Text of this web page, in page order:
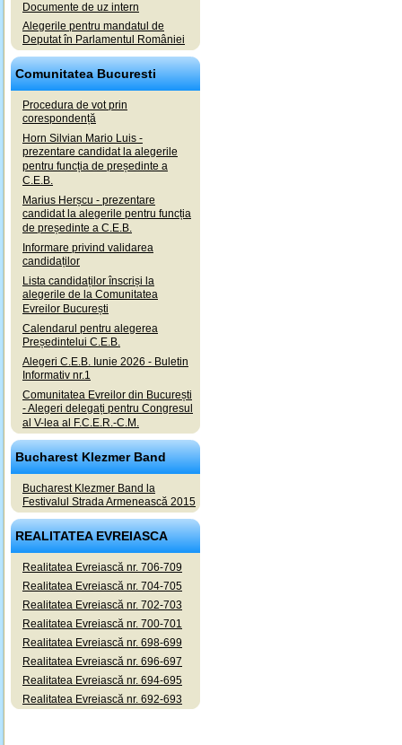
Documente de uz intern
Alegerile pentru mandatul de
Deputat în Parlamentul României
Comunitatea Bucuresti
Procedura de vot prin
corespondență
Horn Silvian Mario Luis -
prezentare candidat la alegerile
pentru funcția de președinte a
C.E.B.
Marius Herșcu - prezentare
candidat la alegerile pentru funcția
de președinte a C.E.B.
Informare privind validarea
candidaților
Lista candidaților înscriși la
alegerile de la Comunitatea
Evreilor București
Calendarul pentru alegerea
Președintelui C.E.B.
Alegeri C.E.B. Iunie 2026 - Buletin
Informativ nr.1
Comunitatea Evreilor din București
- Alegeri delegați pentru Congresul
al V-lea al F.C.E.R.-C.M.
Bucharest Klezmer Band
Bucharest Klezmer Band la
Festivalul Strada Armenească 2015
REALITATEA EVREIASCA
Realitatea Evreiască nr. 706-709
Realitatea Evreiască nr. 704-705
Realitatea Evreiască nr. 702-703
Realitatea Evreiască nr. 700-701
Realitatea Evreiască nr. 698-699
Realitatea Evreiască nr. 696-697
Realitatea Evreiască nr. 694-695
Realitatea Evreiască nr. 692-693